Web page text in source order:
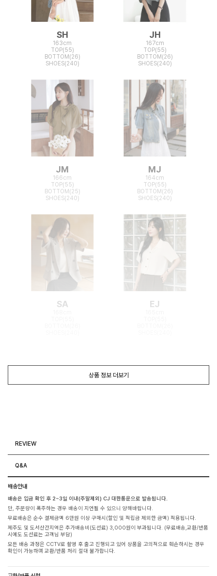
SH
163cm
TOP(55)
BOTTOM(26)
SHOES(240)
JH
167cm
TOP(55)
BOTTOM(26)
SHOES(240)
JM
166cm
TOP(55)
BOTTOM(25)
SHOES(240)
MJ
164cm
TOP(55)
BOTTOM(26)
SHOES(240)
SA EJ
상품 정보 더보기
REVIEW
Q&A
배송안내
배송은 입금 확인 후 2~3일 이내(주말제외) CJ 대한통운으로 발송됩니다.
단, 주문량이 폭주하는 경우 배송이 지연될 수 있으니 양해바랍니다.
무료배송은 순수 결제금액 6만원 이상 구매시(할인 및 적립금 제외한 금액) 적용됩니다.
제주도 및 도서산간지역은 추가배송비(도선료) 3,000원이 부과됩니다. (무료배송,교환/반품
시에도 도선료는 고객님 부담)
모든 배송 과정은 CCTV로 촬영 후 출고 진행되고 있어 상품을 고의적으로 훼손하시는 경우
확인이 가능하며 교환/반품 처리 절대 불가합니다.